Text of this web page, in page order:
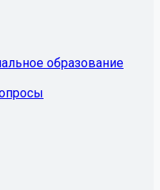
образование